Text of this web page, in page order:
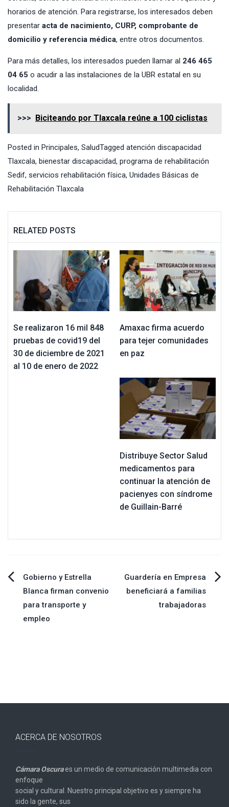
horarios de atención. Para registrarse, los interesados deben
presentar acta de nacimiento, CURP, comprobante de
domicilio y referencia médica, entre otros documentos.
Para más detalles, los interesados pueden llamar al 246 465
04 65 o acudir a las instalaciones de la UBR estatal en su
localidad.
>>> Biciteando por Tlaxcala reúne a 100 ciclistas
Posted in Principales, SaludTagged atención discapacidad
Tlaxcala, bienestar discapacidad, programa de rehabilitación
Sedif, servicios rehabilitación física, Unidades Básicas de
Rehabilitación Tlaxcala
RELATED POSTS
Se realizaron 16 mil 848
pruebas de covid19 del
30 de diciembre de 2021
al 10 de enero de 2022
Amaxac firma acuerdo
para tejer comunidades
en paz
Distribuye Sector Salud
medicamentos para
continuar la atención de
pacienyes con síndrome
de Guillain-Barré
Navegación
de
entradas
Gobierno y Estrella
Blanca firman convenio
para transporte y
empleo
Guardería en Empresa
beneficiará a familias
trabajadoras
ACERCA DE NOSOTROS
Cámara Oscuraes un medio de comunicación multimedia con
enfoque
social y cultural. Nuestro principal objetivo es y siempre ha
sido la gente, sus